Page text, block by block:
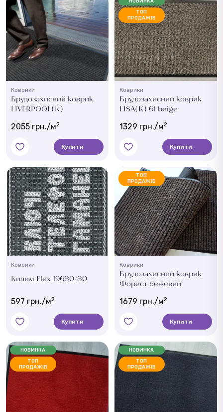
Коврики
Брудозахисний коврик
LIVERPOOL(K)
2055 грн./м2
Купити
ТОП
ПРОДАЖІВ
Коврики
Брудозахисний коврик
LISA(K) 61 beige
1329 грн./м2
Купити
Коврики
Килим Flex 19680/80
597 грн./м2
Купити
ТОП
ПРОДАЖІВ
Коврики
Брудозахисний коврик
Форест бежевий
1679 грн./м2
Купити
НОВИНКА
ТОП
ПРОДАЖІВ
НОВИНКА
ТОП
ПРОДАЖІВ